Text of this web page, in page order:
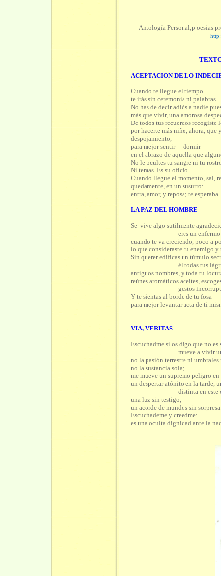
Antología Personal;p oesias
ACEPTACION DE LO
Cuando te llegue el tiempo
te irás sin ceremonia ni palabras.
No has de decir adiós a nadie
más que vivir, una amorosa
De todos tus recuerdos recogiste
por hacerte más niño, ahora, que
despojamiento,
para mejor sentir —dormir—
en el abrazo de aquélla que
No le ocultes tu sangre ni tu
Ni temas. Es su oficio.
Cuando llegue el momento, sal,
quedamente, en un susurro:
entra, amor, y reposa; te esperaba.
LAPAZ DEL HOMBRE
Se vive algo sutilmente
eres un
cuando te va creciendo, poco a
lo que consideraste tu enemigo y
Sin querer edificas un túmulo
él todas tus
antiguos nombres, y toda tu
reúnes aromáticos aceites,
gestos
Y te sientas al borde de tu fosa
para mejor levantar acta de ti
VIA, VERITAS
Escuchadme si os digo que no es
mueve a vivir
no la pasión terrestre ni umbrales
no la sustancia sola;
me mueve un supremo peligro
un despertar atónito en la tarde,
distinta en este
una luz sin testigo;
un acorde de mundos sin sorpresa.
Escuchademe y creedme:
es una oculta dignidad ante la